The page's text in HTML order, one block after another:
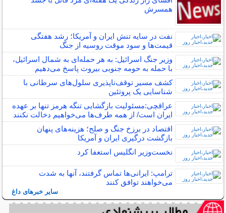
همسرش
نفت در سایه تنش ایران و آمریکا؛ رشد هفتگی
قیمت‌ها و سود موقت روسیه از جنگ
وزیر جنگ اسرائیل: به هر حمله‌ای به شمال اسرائیل،
با حمله به حومه جنوبی بیروت پاسخ می‌دهیم
کشف مسیر توقف‌ناپذیری سلول‌های سرطانی با
شناسایی یک پروتئین
عراقچی:مسئولیت بازگشایی تنگه هرمز تنها بر عهده
ایران است/ از همه طرف‌ها می‌خواهیم دخالت نکنند
اقتصاد در برزخ جنگ و صلح؛ هزینه‌های پنهان
بازگشت درگیری ایران و آمریکا
نخست‌وزیر انگلیس استعفا کرد
ترامپ: ایرانی‌ها تماس گرفتند، آنها به شدت
می‌خواهند توافق کنند
سایر خبرهای داغ